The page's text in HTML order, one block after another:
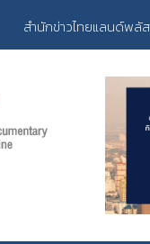
สำนักข่าวไทยแลนด์พลั